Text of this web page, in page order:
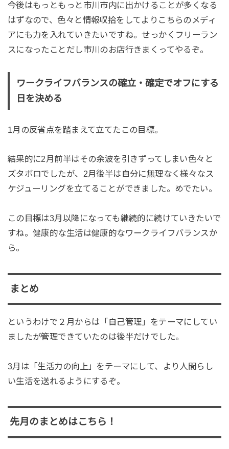
今後はもっともっと市川市内に出かけることが多くなる
はずなので、色々と情報収拾をしてよりこちらのメディ
アにも力を入れていきたいですね。せっかくフリーラン
スになったことだし市川のお店行きまくってやるぞ。
ワークライフバランスの確立・確定でオフにする
日を決める
1月の反省点を踏まえて立てたこの目標。
結果的に2月前半はその余波を引きずってしまい色々と
ズタボロでしたが、2月後半は自分に無理なく様々なス
ケジューリングを立てることができました。めでたい。
この目標は3月以降になっても継続的に続けていきたいで
すね。健康的な生活は健康的なワークライフバランスか
ら。
まとめ
というわけで２月からは「自己管理」をテーマにしてい
ましたが管理できていたのは後半だけでした。
3月は「生活力の向上」をテーマにして、より人間らし
い生活を送れるようにするぞ。
先月のまとめはこちら！